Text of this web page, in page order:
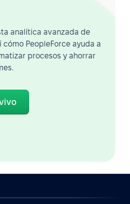
analítica avanzada de
PeopleForce ayuda a
procesos y ahorrar